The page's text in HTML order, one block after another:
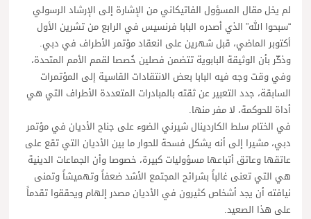
لم يخل مقال المسؤول الفاتيكاني من الإشارة إلى الإرشاد الرسولي
“سبحوا الله” الذي أصدره البابا فرنسيس في الرابع من تشرين الأول
أكتوبر الماضي، قبل شهرين على انعقاد مؤتمر الأطراف في دبي.
وذكّر بأن الوثيقة البابوية تتضمن فصلين خُصصا لقمم الأمم المتحدة،
وفي وقت وجه فيه البابا بعض الانتقادات القاسية إلى المؤتمرات
السابقة، جدد التعبير عن ثقته بالمبادرات المتعددة الأطراف التي هي
أداة للحوكمة، لا مفر منها.
في الختام سلط الكاردينال شيرني الضوء على جناح الأديان في مؤتمر
دبي، مشيرا إلى أنه يشكل فسحة للحوار ما بين الأديان التي تقع على
عاتقها وعاتق أتباعها مسؤوليات كبيرة، خصوصا وأن الجماعات الدينية
هي التي تعنى غالباً بشرائح المجتمع الأشد ضعفاً وتهميشاً وتمنى
نيافته أن يجد أشخاص كثيرون في الأديان مصدر إلهام ويحققوا تقدماً
على هذا الصعيد.